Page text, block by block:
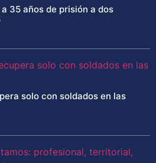
35 años de prisión a dos
solo con soldados en las